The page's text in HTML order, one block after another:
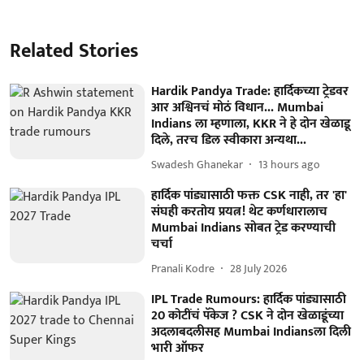
Related Stories
Hardik Pandya Trade: हार्दिकच्या ट्रेडवर
आर अश्विनचं मोठं विधान... Mumbai
Indians ला म्हणाला, KKR ने हे दोन खेळाडू
दिले, तरच डिल स्वीकारा अन्यथा...
Swadesh Ghanekar 13 hours ago
हार्दिक पांड्यासाठी फक्त CSK नाही, तर 'हा'
संघही करतोय प्रयत्न! थेट कर्णधारालाच
Mumbai Indians सोबत ट्रेड करण्याची
चर्चा
Pranali Kodre 28 July 2026
IPL Trade Rumours: हार्दिक पांड्यासाठी
20 कोटींचं पॅकेज ? CSK ने दोन खेळाडूंच्या
अदलाबदलीसह Mumbai Indiansला दिली
भारी ऑफर